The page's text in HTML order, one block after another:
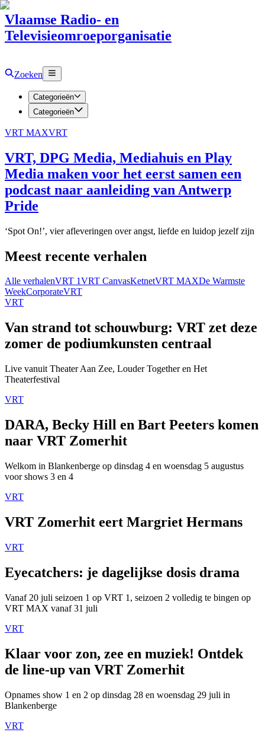
Vlaamse Radio- en
Televisieomroeporganisatie
Zoeken
Categorieën
Categorieën
VRT MAXVRT
VRT, DPG Media, Mediahuis en Play
Media maken voor het eerst samen een
podcast naar aanleiding van Antwerp
Pride
‘Spot On!’, vier afleveringen over angst, liefde en luidop jezelf zijn
Meest recente verhalen
Alle verhalenVRT 1VRT CanvasKetnetVRT MAXDe Warmste
WeekCorporateVRT
VRT
Van strand tot schouwburg: VRT zet deze
zomer de podiumkunsten centraal
Live vanuit Theater Aan Zee, Louder Together en Het
Theaterfestival
VRT
DARA, Becky Hill en Bart Peeters komen
naar VRT Zomerhit
Welkom in Blankenberge op dinsdag 4 en woensdag 5 augustus
voor shows 3 en 4
VRT
VRT Zomerhit eert Margriet Hermans
VRT
Eyecatchers: je dagelijkse dosis drama
Vanaf 20 juli seizoen 1 op VRT 1, seizoen 2 volledig te bingen op
VRT MAX vanaf 31 juli
VRT
Klaar voor zon, zee en muziek! Ontdek
de line-up van VRT Zomerhit
Opnames show 1 en 2 op dinsdag 28 en woensdag 29 juli in
Blankenberge
VRT